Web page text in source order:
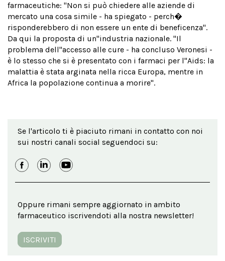
farmaceutiche: "Non si può chiedere alle aziende di
mercato una cosa simile - ha spiegato - perch�
risponderebbero di non essere un ente di beneficenza".
Da qui la proposta di un''industria nazionale. "Il
problema dell''accesso alle cure - ha concluso Veronesi -
è lo stesso che si è presentato con i farmaci per l''Aids: la
malattia è stata arginata nella ricca Europa, mentre in
Africa la popolazione continua a morire".
Se l'articolo ti è piaciuto rimani in contatto con noi
sui nostri canali social seguendoci su:
Oppure rimani sempre aggiornato in ambito
farmaceutico iscrivendoti alla nostra newsletter!
ISCRIVITI